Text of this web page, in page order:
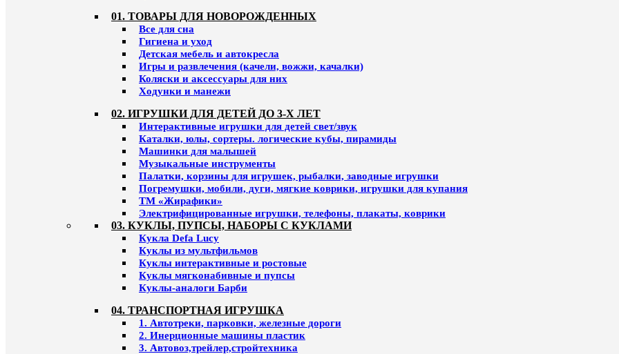
01. ТОВАРЫ ДЛЯ НОВОРОЖДЕННЫХ
Все для сна
Гигиена и уход
Детская мебель и автокресла
Игры и развлечения (качели, вожжи, качалки)
Коляски и аксессуары для них
Ходунки и манежи
02. ИГРУШКИ ДЛЯ ДЕТЕЙ ДО 3-Х ЛЕТ
Интерактивные игрушки для детей свет/звук
Каталки, юлы, сортеры. логические кубы, пирамиды
Машинки для малышей
Музыкальные инструменты
Палатки, корзины для игрушек, рыбалки, заводные игрушки
Погремушки, мобили, дуги, мягкие коврики, игрушки для купания
ТМ «Жирафики»
Электрифицированные игрушки, телефоны, плакаты, коврики
03. КУКЛЫ, ПУПСЫ, НАБОРЫ С КУКЛАМИ
Кукла Defa Lucy
Куклы из мультфильмов
Куклы интерактивные и ростовые
Куклы мягконабивные и пупсы
Куклы-аналоги Барби
04. ТРАНСПОРТНАЯ ИГРУШКА
1. Автотреки, парковки, железные дороги
2. Инерционные машины пластик
3. Автовоз,трейлер,стройтехника